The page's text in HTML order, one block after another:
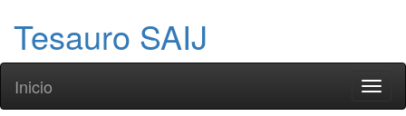
Tesauro SAIJ
Inicio